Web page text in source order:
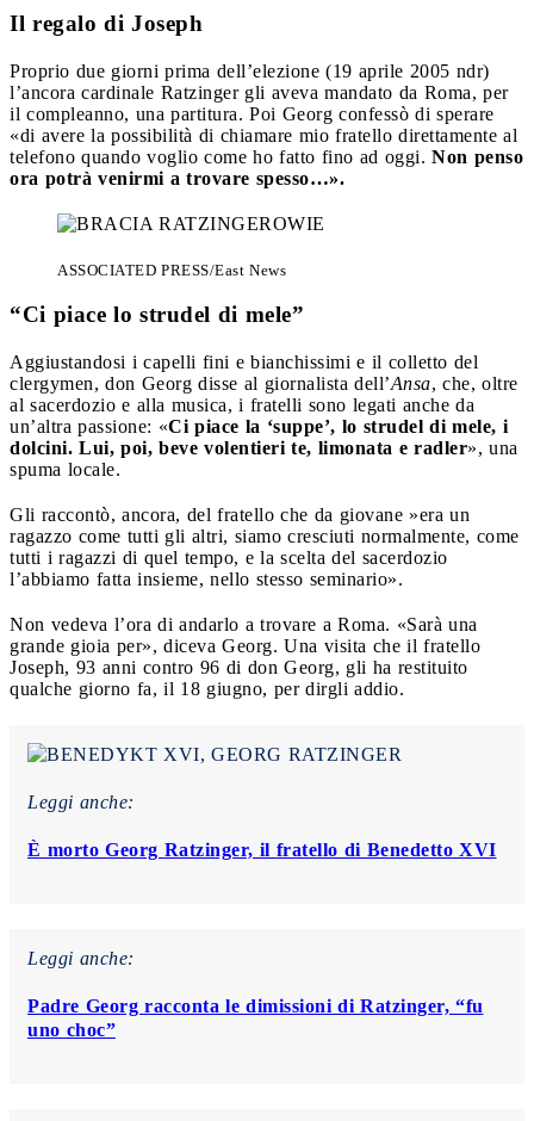
Il regalo di Joseph
Proprio due giorni prima dell’elezione (19 aprile 2005 ndr)
l’ancora cardinale Ratzinger gli aveva mandato da Roma, per
il compleanno, una partitura. Poi Georg confessò di sperare
«di avere la possibilità di chiamare mio fratello direttamente al
telefono quando voglio come ho fatto fino ad oggi. Non penso
ora potrà venirmi a trovare spesso…».
ASSOCIATED PRESS/East News
“Ci piace lo strudel di mele”
Aggiustandosi i capelli fini e bianchissimi e il colletto del
clergymen, don Georg disse al giornalista dell’Ansa, che, oltre
al sacerdozio e alla musica, i fratelli sono legati anche da
un’altra passione: «Ci piace la ‘suppe’, lo strudel di mele, i
dolcini. Lui, poi, beve volentieri te, limonata e radler», una
spuma locale.
Gli raccontò, ancora, del fratello che da giovane »era un
ragazzo come tutti gli altri, siamo cresciuti normalmente, come
tutti i ragazzi di quel tempo, e la scelta del sacerdozio
l’abbiamo fatta insieme, nello stesso seminario».
Non vedeva l’ora di andarlo a trovare a Roma. «Sarà una
grande gioia per», diceva Georg. Una visita che il fratello
Joseph, 93 anni contro 96 di don Georg, gli ha restituito
qualche giorno fa, il 18 giugno, per dirgli addio.
Leggi anche:
È morto Georg Ratzinger, il fratello di Benedetto XVI
Leggi anche:
Padre Georg racconta le dimissioni di Ratzinger, “fu
uno choc”